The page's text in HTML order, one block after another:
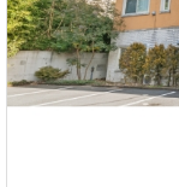
購入向け
サービス
住まいと
暮らしの
税金の本